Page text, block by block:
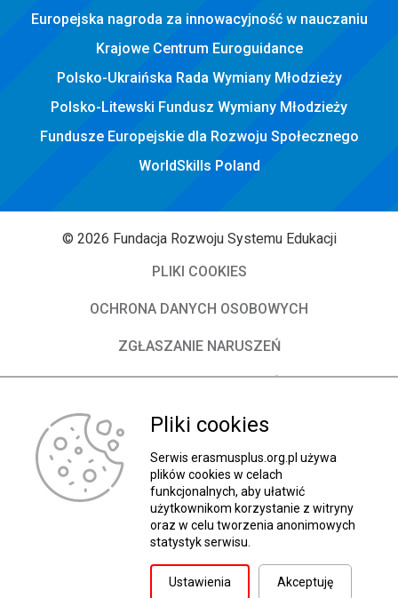
Europejska nagroda za innowacyjność w nauczaniu
Krajowe Centrum Euroguidance
Polsko-Ukraińska Rada Wymiany Młodzieży
Polsko-Litewski Fundusz Wymiany Młodzieży
Fundusze Europejskie dla Rozwoju Społecznego
WorldSkills Poland
© 2026 Fundacja Rozwoju Systemu Edukacji
PLIKI COOKIES
OCHRONA DANYCH OSOBOWYCH
ZGŁASZANIE NARUSZEŃ
DEKLARACJA DOSTĘPNOŚCI
O Fundacji
Władze FRSE
Kontakt
BIP
Wróć do góry
Pliki cookies
Serwis erasmusplus.org.pl używa
plików cookies w celach
funkcjonalnych, aby ułatwić
użytkownikom korzystanie z witryny
oraz w celu tworzenia anonimowych
statystyk serwisu.
Ustawienia Akceptuję